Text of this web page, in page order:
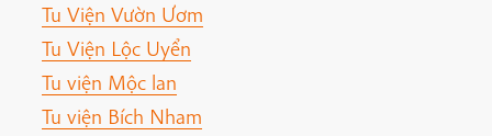
Tu Viện Vườn Ươm
Tu Viện Lộc Uyển
Tu viện Mộc lan
Tu viện Bích Nham